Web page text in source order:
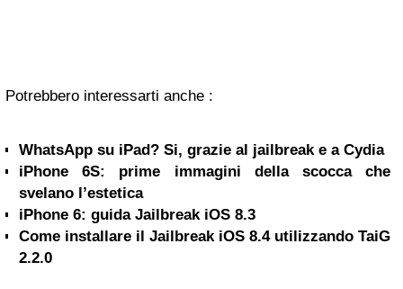
Potrebbero interessarti anche :
WhatsApp su iPad? Si, grazie al jailbreak e a Cydia
iPhone 6S: prime immagini della scocca che
svelano l’estetica
iPhone 6: guida Jailbreak iOS 8.3
Come installare il Jailbreak iOS 8.4 utilizzando TaiG
2.2.0